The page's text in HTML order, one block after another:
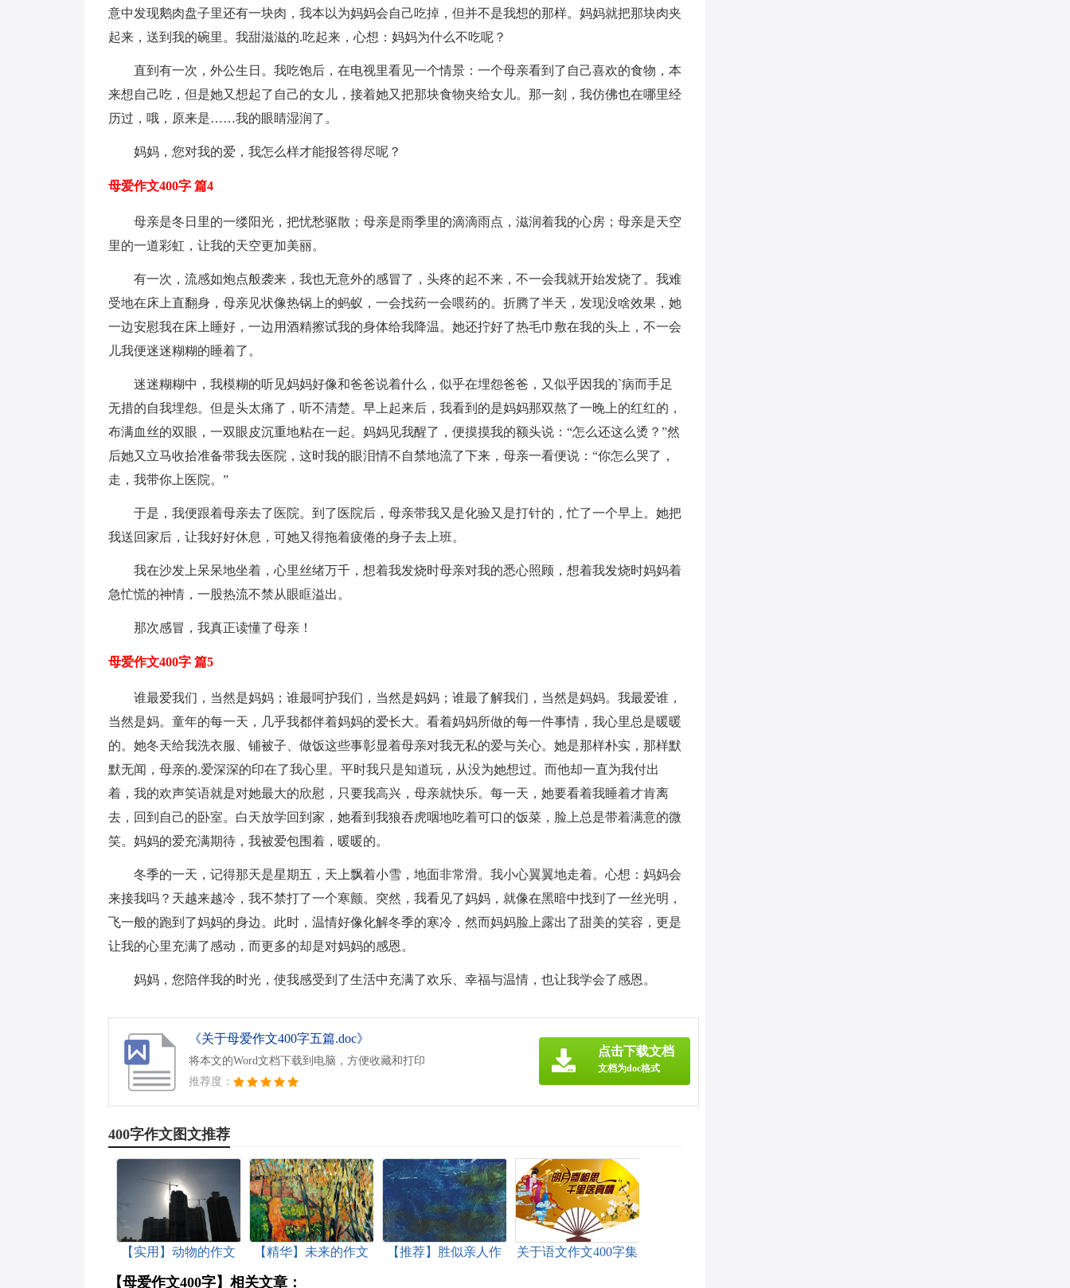
意中发现鹅肉盘子里还有一块肉，我本以为妈妈会自己吃掉，但并不是我想的那样。妈妈就把那块肉夹
起来，送到我的碗里。我甜滋滋的.吃起来，心想：妈妈为什么不吃呢？
直到有一次，外公生日。我吃饱后，在电视里看见一个情景：一个母亲看到了自己喜欢的食物，本
来想自己吃，但是她又想起了自己的女儿，接着她又把那块食物夹给女儿。那一刻，我仿佛也在哪里经
历过，哦，原来是……我的眼睛湿润了。
妈妈，您对我的爱，我怎么样才能报答得尽呢？
母爱作文400字 篇4
母亲是冬日里的一缕阳光，把忧愁驱散；母亲是雨季里的滴滴雨点，滋润着我的心房；母亲是天空
里的一道彩虹，让我的天空更加美丽。
有一次，流感如炮点般袭来，我也无意外的感冒了，头疼的起不来，不一会我就开始发烧了。我难
受地在床上直翻身，母亲见状像热锅上的蚂蚁，一会找药一会喂药的。折腾了半天，发现没啥效果，她
一边安慰我在床上睡好，一边用酒精擦试我的身体给我降温。她还拧好了热毛巾敷在我的头上，不一会
儿我便迷迷糊糊的睡着了。
迷迷糊糊中，我模糊的听见妈妈好像和爸爸说着什么，似乎在埋怨爸爸，又似乎因我的`病而手足
无措的自我埋怨。但是头太痛了，听不清楚。早上起来后，我看到的是妈妈那双熬了一晚上的红红的，
布满血丝的双眼，一双眼皮沉重地粘在一起。妈妈见我醒了，便摸摸我的额头说：“怎么还这么烫？”然
后她又立马收拾准备带我去医院，这时我的眼泪情不自禁地流了下来，母亲一看便说：“你怎么哭了，
走，我带你上医院。”
于是，我便跟着母亲去了医院。到了医院后，母亲带我又是化验又是打针的，忙了一个早上。她把
我送回家后，让我好好休息，可她又得拖着疲倦的身子去上班。
我在沙发上呆呆地坐着，心里丝绪万千，想着我发烧时母亲对我的悉心照顾，想着我发烧时妈妈着
急忙慌的神情，一股热流不禁从眼眶溢出。
那次感冒，我真正读懂了母亲！
母爱作文400字 篇5
谁最爱我们，当然是妈妈；谁最呵护我们，当然是妈妈；谁最了解我们，当然是妈妈。我最爱谁，
当然是妈。童年的每一天，几乎我都伴着妈妈的爱长大。看着妈妈所做的每一件事情，我心里总是暖暖
的。她冬天给我洗衣服、铺被子、做饭这些事彰显着母亲对我无私的爱与关心。她是那样朴实，那样默
默无闻，母亲的.爱深深的印在了我心里。平时我只是知道玩，从没为她想过。而他却一直为我付出
着，我的欢声笑语就是对她最大的欣慰，只要我高兴，母亲就快乐。每一天，她要看着我睡着才肯离
去，回到自己的卧室。白天放学回到家，她看到我狼吞虎咽地吃着可口的饭菜，脸上总是带着满意的微
笑。妈妈的爱充满期待，我被爱包围着，暖暖的。
冬季的一天，记得那天是星期五，天上飘着小雪，地面非常滑。我小心翼翼地走着。心想：妈妈会
来接我吗？天越来越冷，我不禁打了一个寒颤。突然，我看见了妈妈，就像在黑暗中找到了一丝光明，
飞一般的跑到了妈妈的身边。此时，温情好像化解冬季的寒冷，然而妈妈脸上露出了甜美的笑容，更是
让我的心里充满了感动，而更多的却是对妈妈的感恩。
妈妈，您陪伴我的时光，使我感受到了生活中充满了欢乐、幸福与温情，也让我学会了感恩。
《关于母爱作文400字五篇.doc》
将本文的Word文档下载到电脑，方便收藏和打印
推荐度：
点击下载文档
文档为doc格式
400字作文图文推荐
【实用】动物的作文
【精华】未来的作文
【推荐】胜似亲人作
关于语文作文400字集
【母爱作文400字】相关文章：